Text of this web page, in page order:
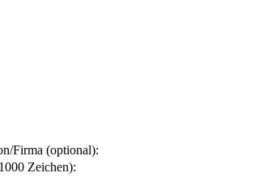
Firma (optional):
Zeichen):